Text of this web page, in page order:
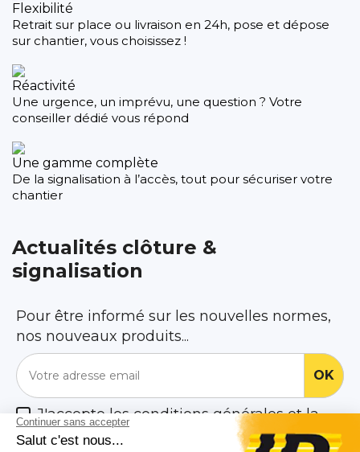
Flexibilité
Retrait sur place ou livraison en 24h, pose et dépose
sur chantier, vous choisissez !
Réactivité
Une urgence, un imprévu, une question ? Votre
conseiller dédié vous répond
Une gamme complète
De la signalisation à l’accès, tout pour sécuriser votre
chantier
Actualités clôture &
signalisation
Pour être informé sur les nouvelles normes,
nos nouveaux produits...
J'accepte les conditions générales et la
politique de confidentialité